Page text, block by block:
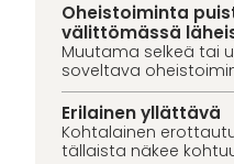
Oheistoiminta
välittömässä
Muutama selkeä tai
soveltava
Erilainen yllättävä
Kohtalainen
tällaista näkee